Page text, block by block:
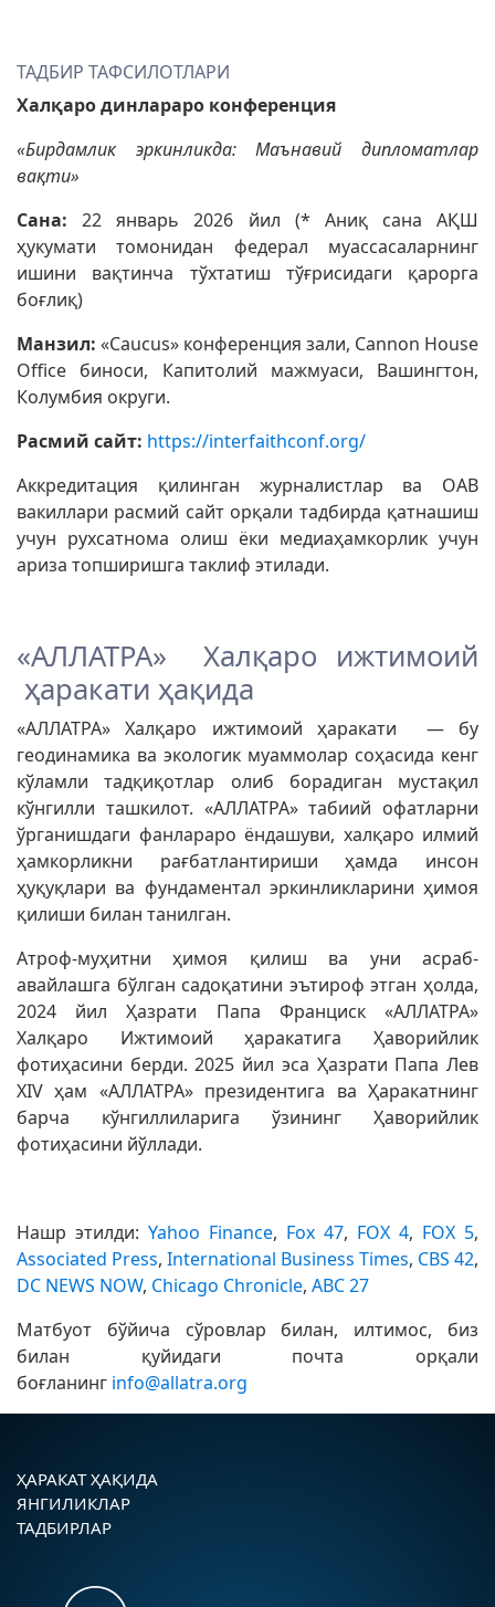
ТАДБИР ТАФСИЛОТЛАРИ
Халқаро динлараро конференция
«Бирдамлик эркинликда: Маънавий дипломатлар
вақти»
Сана: 22 январь 2026 йил (* Аниқ сана АҚШ
ҳукумати томонидан федерал муассасаларнинг
ишини вақтинча тўхтатиш тўғрисидаги қарорга
боғлиқ)
Манзил: «Caucus» конференция зали, Cannon House
Office биноси, Капитолий мажмуаси, Вашингтон,
Колумбия округи.
Расмий сайт: https://interfaithconf.org/
Аккредитация қилинган журналистлар ва ОАВ
вакиллари расмий сайт орқали тадбирда қатнашиш
учун рухсатнома олиш ёки медиаҳамкорлик учун
ариза топширишга таклиф этилади.
«АЛЛАТРА» Халқаро ижтимоий
ҳаракати ҳақида
«АЛЛАТРА» Халқаро ижтимоий ҳаракати — бу
геодинамика ва экологик муаммолар соҳасида кенг
кўламли тадқиқотлар олиб борадиган мустақил
кўнгилли ташкилот. «АЛЛАТРА» табиий офатларни
ўрганишдаги фанлараро ёндашуви, халқаро илмий
ҳамкорликни рағбатлантириши ҳамда инсон
ҳуқуқлари ва фундаментал эркинликларини ҳимоя
қилиши билан танилган.
Атроф-муҳитни ҳимоя қилиш ва уни асраб-
авайлашга бўлган садоқатини эътироф этган ҳолда,
2024 йил Ҳазрати Папа Франциск «АЛЛАТРА»
Халқаро Ижтимоий ҳаракатига Ҳаворийлик
фотиҳасини берди. 2025 йил эса Ҳазрати Папа Лев
XIV ҳам «АЛЛАТРА» президентига ва Ҳаракатнинг
барча кўнгиллиларига ўзининг Ҳаворийлик
фотиҳасини йўллади.
Нашр этилди: Yahoo Finance, Fox 47, FOX 4, FOX 5,
Associated Press, International Business Times, CBS 42,
DC NEWS NOW, Chicago Chronicle, ABC 27
Матбуот бўйича сўровлар билан, илтимос, биз
билан қуйидаги почта орқали
боғланинг info@allatra.org
ҲАРАКАТ ҲАҚИДА
ЯНГИЛИКЛАР
ТАДБИРЛАР